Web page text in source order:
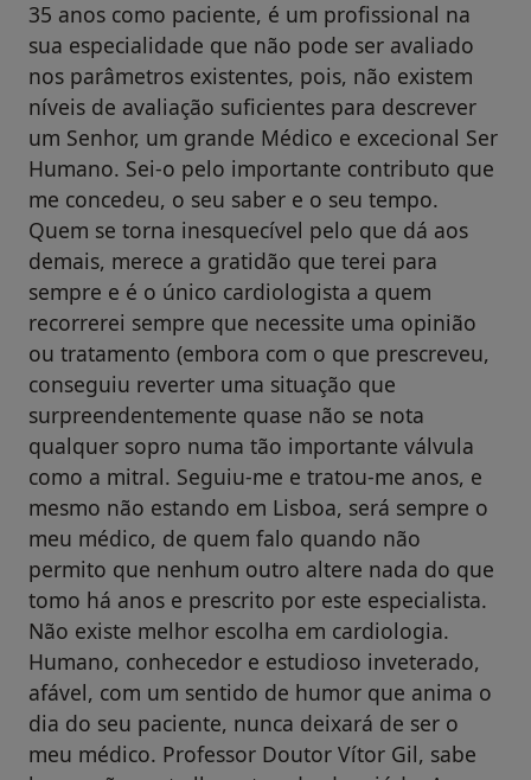
35 anos como paciente, é um profissional na
sua especialidade que não pode ser avaliado
nos parâmetros existentes, pois, não existem
níveis de avaliação suficientes para descrever
um Senhor, um grande Médico e excecional Ser
Humano. Sei-o pelo importante contributo que
me concedeu, o seu saber e o seu tempo.
Quem se torna inesquecível pelo que dá aos
demais, merece a gratidão que terei para
sempre e é o único cardiologista a quem
recorrerei sempre que necessite uma opinião
ou tratamento (embora com o que prescreveu,
conseguiu reverter uma situação que
surpreendentemente quase não se nota
qualquer sopro numa tão importante válvula
como a mitral. Seguiu-me e tratou-me anos, e
mesmo não estando em Lisboa, será sempre o
meu médico, de quem falo quando não
permito que nenhum outro altere nada do que
tomo há anos e prescrito por este especialista.
Não existe melhor escolha em cardiologia.
Humano, conhecedor e estudioso inveterado,
afável, com um sentido de humor que anima o
dia do seu paciente, nunca deixará de ser o
meu médico. Professor Doutor Vítor Gil, sabe